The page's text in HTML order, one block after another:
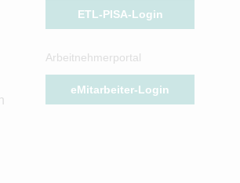
ETL-PISA-Login
Arbeitnehmerportal
eMitarbeiter-Login